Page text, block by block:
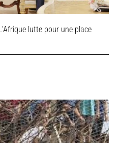
lutte pour une place